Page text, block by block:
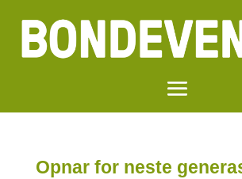
Opnar for neste